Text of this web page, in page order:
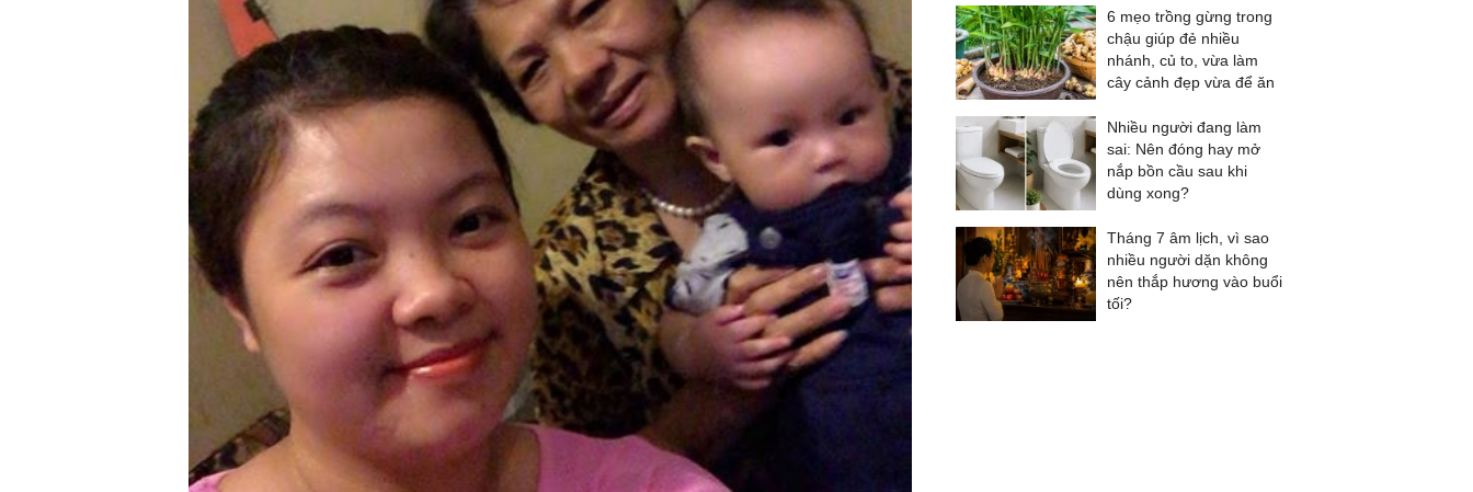
6 mẹo trồng gừng trong
chậu giúp đẻ nhiều
nhánh, củ to, vừa làm
cây cảnh đẹp vừa để ăn
Nhiều người đang làm
sai: Nên đóng hay mở
nắp bồn cầu sau khi
dùng xong?
Tháng 7 âm lịch, vì sao
nhiều người dặn không
nên thắp hương vào buổi
tối?